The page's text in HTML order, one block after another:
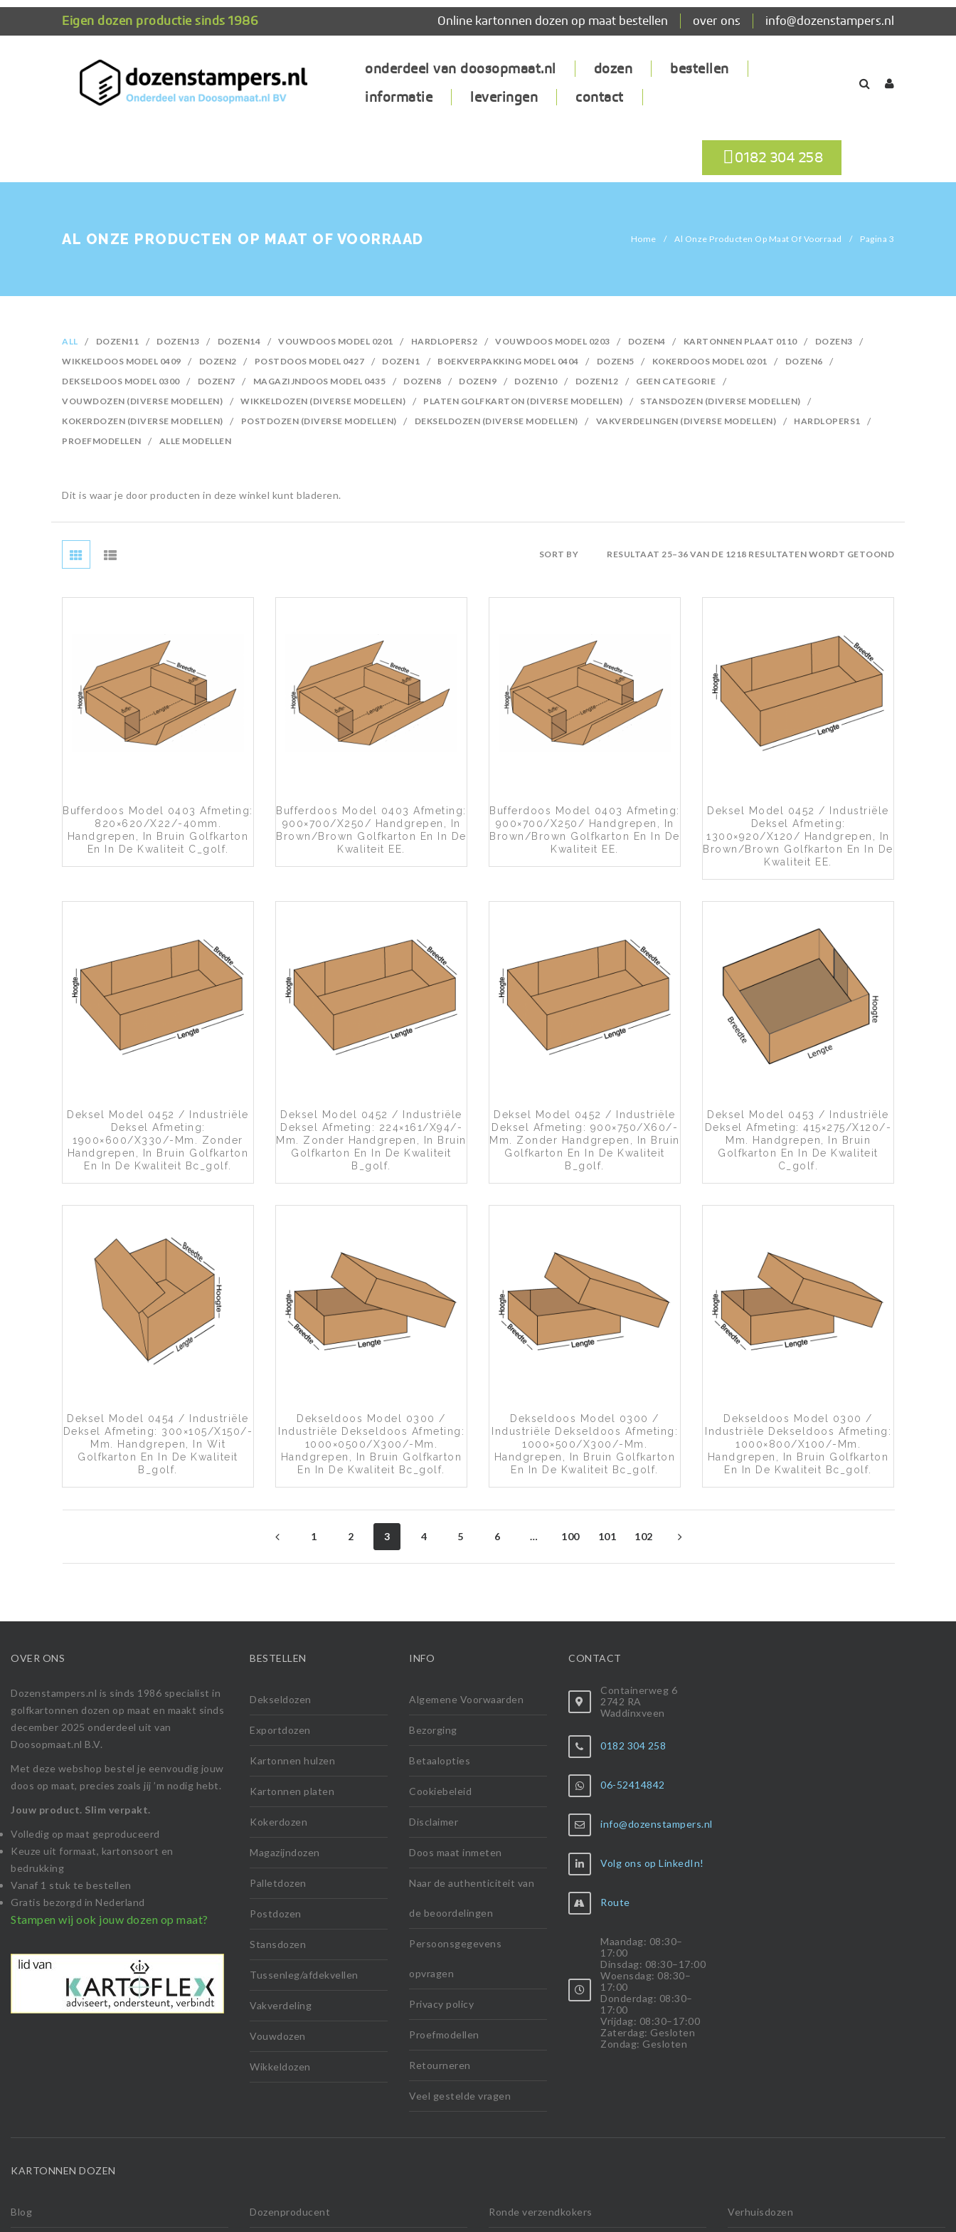
Eigen dozen productie sinds 1986 Online kartonnen dozen op maat bestellen over ons info@dozenstampers.nl
onderdeel van doosopmaat.nl dozen
bestellen
informatie
leveringen contact
0182 304 258
AL ONZE PRODUCTEN OP MAAT OF VOORRAAD Home / Al Onze Producten Op Maat Of Voorraad / Pagina 3
ALL DOZEN11 DOZEN13 DOZEN14 VOUWDOOS MODEL 0201 HARDLOPERS2 VOUWDOOS MODEL 0203 DOZEN4 KARTONNEN PLAAT 0110
DOZEN3
WIKKELDOOS MODEL 0409
DOZEN2 POSTDOOS MODEL 0427 DOZEN1 BOEKVERPAKKING MODEL 0404 DOZEN5 KOKERDOOS MODEL 0201
DOZEN6
DEKSELDOOS MODEL 0300
DOZEN7 MAGAZIJNDOOS MODEL 0435 DOZEN8 DOZEN9 DOZEN10 DOZEN12
GEEN CATEGORIE
VOUWDOZEN (DIVERSE MODELLEN)
WIKKELDOZEN (DIVERSE MODELLEN) PLATEN GOLFKARTON (DIVERSE MODELLEN)
STANSDOZEN (DIVERSE MODELLEN)
KOKERDOZEN (DIVERSE MODELLEN)
POSTDOZEN (DIVERSE MODELLEN) DEKSELDOZEN (DIVERSE MODELLEN) VAKVERDELINGEN (DIVERSE MODELLEN)
HARDLOPERS1
PROEFMODELLEN
ALLE MODELLEN
Dit is waar je door producten in deze winkel kunt bladeren.
RESULTAAT 25–36 VAN DE 1218 RESULTATEN WORDT GETOOND
SORT BY
Bufferdoos Model 0403 Afmeting:
820×620/x22/-40mm.
Handgrepen, In Bruin Golfkarton
En In De Kwaliteit C_golf.
Bufferdoos Model 0403 Afmeting:
900×700/x250/ Handgrepen, In
Brown/brown Golfkarton En In De
Kwaliteit EE.
Bufferdoos Model 0403 Afmeting:
900×700/x250/ Handgrepen, In
Brown/brown Golfkarton En In De
Kwaliteit EE.
Deksel Model 0452 / Industriële
Deksel Afmeting:
1300×920/x120/ Handgrepen, In
Brown/brown Golfkarton En In De
Kwaliteit EE.
Deksel Model 0452 / Industriële
Deksel Afmeting:
1900×600/x330/-Mm. Zonder
Handgrepen, In Bruin Golfkarton
En In De Kwaliteit Bc_golf.
Deksel Model 0452 / Industriële
Deksel Afmeting: 224×161/x94/-
Mm. Zonder Handgrepen, In Bruin
Golfkarton En In De Kwaliteit
B_golf.
Deksel Model 0452 / Industriële
Deksel Afmeting: 900×750/x60/-
Mm. Zonder Handgrepen, In Bruin
Golfkarton En In De Kwaliteit
B_golf.
Deksel Model 0453 / Industriële
Deksel Afmeting: 415×275/x120/-
Mm. Handgrepen, In Bruin
Golfkarton En In De Kwaliteit
C_golf.
Deksel Model 0454 / Industriële
Deksel Afmeting: 300×105/x150/-
Mm. Handgrepen, In Wit
Golfkarton En In De Kwaliteit
B_golf.
Dekseldoos Model 0300 /
Industriële Dekseldoos Afmeting:
1000×0500/x300/-Mm.
Handgrepen, In Bruin Golfkarton
En In De Kwaliteit Bc_golf.
Dekseldoos Model 0300 /
Industriële Dekseldoos Afmeting:
1000×500/x300/-Mm.
Handgrepen, In Bruin Golfkarton
En In De Kwaliteit Bc_golf.
Dekseldoos Model 0300 /
Industriële Dekseldoos Afmeting:
1000×800/x100/-Mm.
Handgrepen, In Bruin Golfkarton
En In De Kwaliteit Bc_golf.
1 2 3 4 5 6 … 100 101 102
OVER ONS
Dozenstampers.nl is sinds 1986 specialist in
golfkartonnen dozen op maat en maakt sinds
december 2025 onderdeel uit van
Doosopmaat.nl B.V.
Met deze webshop bestel je eenvoudig jouw
doos op maat, precies zoals jij ’m nodig hebt.
Jouw product. Slim verpakt.
Volledig op maat geproduceerd
Keuze uit formaat, kartonsoort en
bedrukking
Vanaf 1 stuk te bestellen
Gratis bezorgd in Nederland
Stampen wij ook jouw dozen op maat?
BESTELLEN
Dekseldozen
Exportdozen
Kartonnen hulzen
Kartonnen platen
Kokerdozen
Magazijndozen
Palletdozen
Postdozen
Stansdozen
Tussenleg/afdekvellen
Vakverdeling
Vouwdozen
Wikkeldozen
INFO
Algemene Voorwaarden
Bezorging
Betaalopties
Cookiebeleid
Disclaimer
Doos maat inmeten
Naar de authenticiteit van
de beoordelingen
Persoonsgegevens
opvragen
Privacy policy
Proefmodellen
Retourneren
Veel gestelde vragen
CONTACT
Containerweg 6
2742 RA
Waddinxveen
0182 304 258
06-52414842
info@dozenstampers.nl
Volg ons op LinkedIn!
Route
Maandag: 08:30–
17:00
Dinsdag: 08:30–17:00
Woensdag: 08:30–
17:00
Donderdag: 08:30–
17:00
Vrijdag: 08:30–17:00
Zaterdag: Gesloten
Zondag: Gesloten
KARTONNEN DOZEN
Blog Dozenproducent Ronde verzendkokers Verhuisdozen